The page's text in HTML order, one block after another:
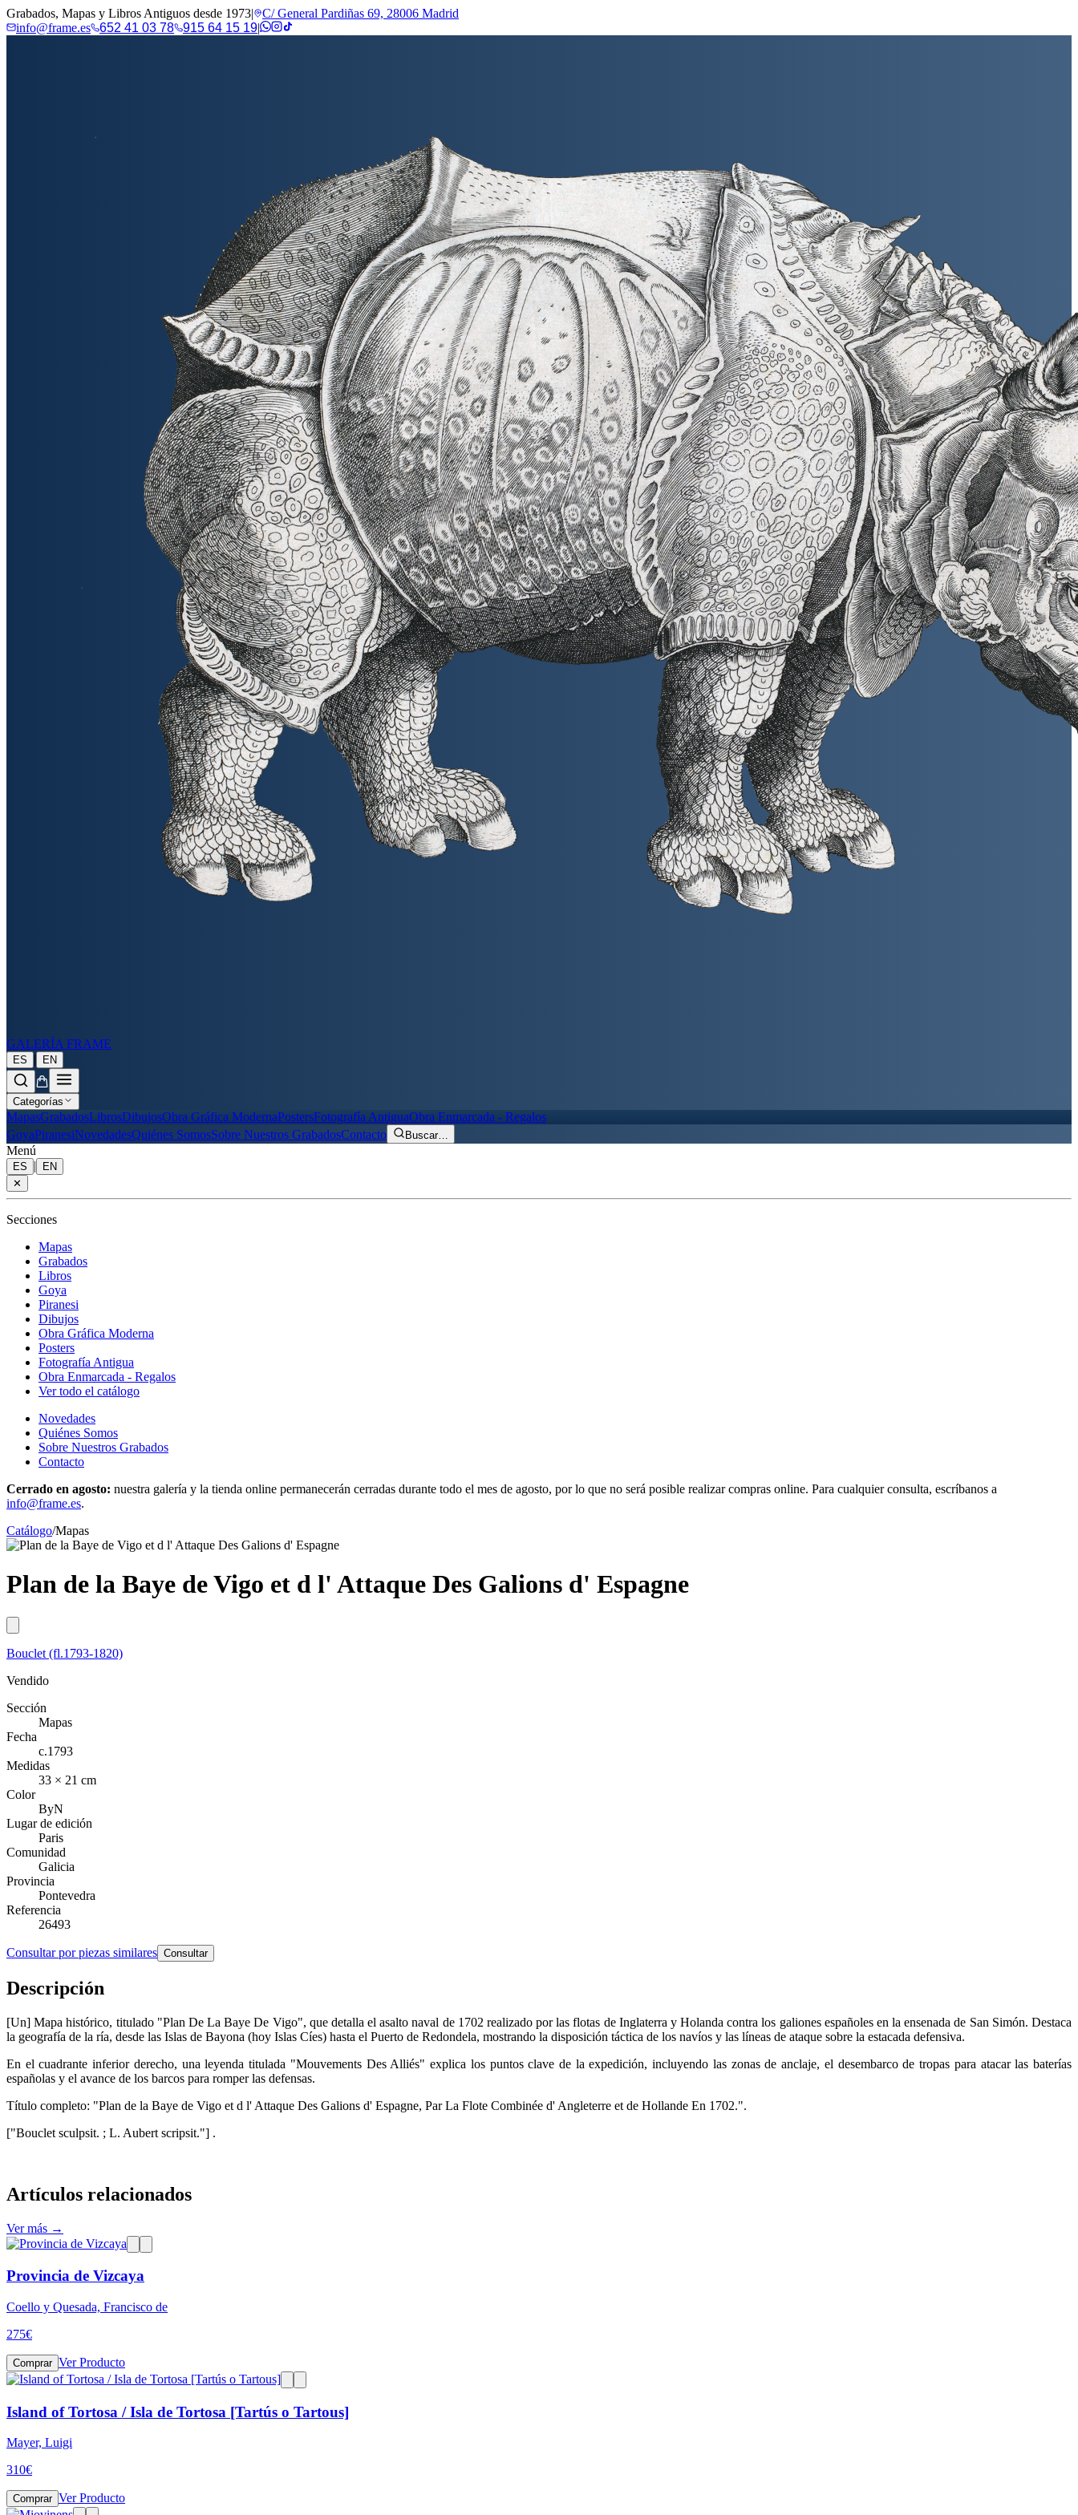
Grabados, Mapas y Libros Antiguos desde 1973|
C/ General Pardiñas 69, 28006 Madrid
info@frame.es
652 41 03 78 915 64 15 19|
GALERÍA FRAME
ES | EN
Categorías
MapasGrabadosLibrosDibujosObra Gráfica ModernaPostersFotografía AntiguaObra Enmarcada - Regalos
GoyaPiranesiNovedadesQuiénes SomosSobre Nuestros GrabadosContacto Buscar…
Menú
ES |
EN
✕
Secciones
Mapas
Grabados
Libros
Goya
Piranesi
Dibujos
Obra Gráfica Moderna
Posters
Fotografía Antigua
Obra Enmarcada - Regalos
Ver todo el catálogo
Novedades
Quiénes Somos
Sobre Nuestros Grabados
Contacto
Cerrado en agosto: nuestra galería y la tienda online permanecerán cerradas durante todo el mes de agosto, por lo que no será posible realizar compras online. Para cualquier consulta, escríbanos a
info@frame.es.
Catálogo/Mapas
Plan de la Baye de Vigo et d l' Attaque Des Galions d' Espagne
Bouclet (fl.1793-1820)
Vendido
Sección
Mapas
Fecha
c.1793
Medidas
33 × 21 cm
Color
ByN
Lugar de edición
Paris
Comunidad
Galicia
Provincia
Pontevedra
Referencia
26493
Consultar por piezas similares Consultar
Descripción
[Un] Mapa histórico, titulado "Plan De La Baye De Vigo", que detalla el asalto naval de 1702 realizado por las flotas de Inglaterra y Holanda contra los galiones españoles en la ensenada de San Simón. Destaca
la geografía de la ría, desde las Islas de Bayona (hoy Islas Cíes) hasta el Puerto de Redondela, mostrando la disposición táctica de los navíos y las líneas de ataque sobre la estacada defensiva.
En el cuadrante inferior derecho, una leyenda titulada "Mouvements Des Alliés" explica los puntos clave de la expedición, incluyendo las zonas de anclaje, el desembarco de tropas para atacar las baterías
españolas y el avance de los barcos para romper las defensas.
Título completo: "Plan de la Baye de Vigo et d l' Attaque Des Galions d' Espagne, Par La Flote Combinée d' Angleterre et de Hollande En 1702.".
["Bouclet sculpsit. ; L. Aubert scripsit."] .
Artículos relacionados
Ver más →
Provincia de Vizcaya
Coello y Quesada, Francisco de
275€
Comprar Ver Producto
Island of Tortosa / Isla de Tortosa [Tartús o Tartous]
Mayer, Luigi
310€
Comprar Ver Producto